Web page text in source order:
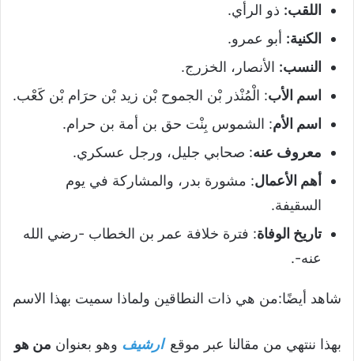
اللقب: ذو الرأي.
الكنية: أبو عمرو.
النسب: الأنصار، الخزرج.
اسم الأب: الْمُنْذر بْن الجموح بْن زيد بْن حرَام بْن كَعْب.
اسم الأم: الشموس بِنْت حق بن أمة بن حرام.
معروف عنه: صحابي جليل، ورجل عسكري.
أهم الأعمال: مشورة بدر، والمشاركة في يوم
السقيفة.
تاريخ الوفاة: فترة خلافة عمر بن الخطاب -رضي الله
عنه-.
شاهد أيضًا:من هي ذات النطاقين ولماذا سميت بهذا الاسم
بهذا ننتهي من مقالنا عبر موقع ارشيف وهو بعنوان من هو